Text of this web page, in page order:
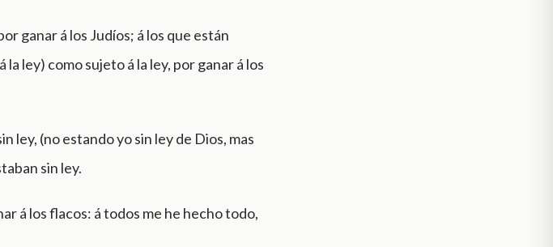
ganar á los Judíos; á los que están
ley) como sujeto á la ley, por ganar á los
ley, (no estando yo sin ley de Dios, mas
sin ley.
á los flacos: á todos me he hecho todo,